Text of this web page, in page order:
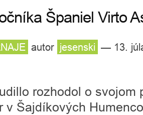
Španiel Virto
autor jesenski — 13.
rozhodol o svojom
v Šajdíkových